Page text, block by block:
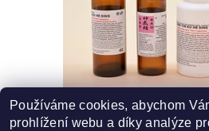
42 - SHEN YIN KU HE DING
SMĚS ČÍSLO - 42
Používáme cookies, abychom
prohlížení webu a díky analýze